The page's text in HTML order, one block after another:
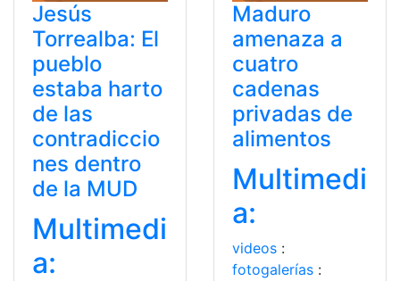
Jesús
Torrealba: El
pueblo
estaba harto
de las
contradiccio
nes dentro
de la MUD
Multimedi
a:
Maduro
amenaza a
cuatro
cadenas
privadas de
alimentos
Multimedi
a:
videos :
fotogalerías :